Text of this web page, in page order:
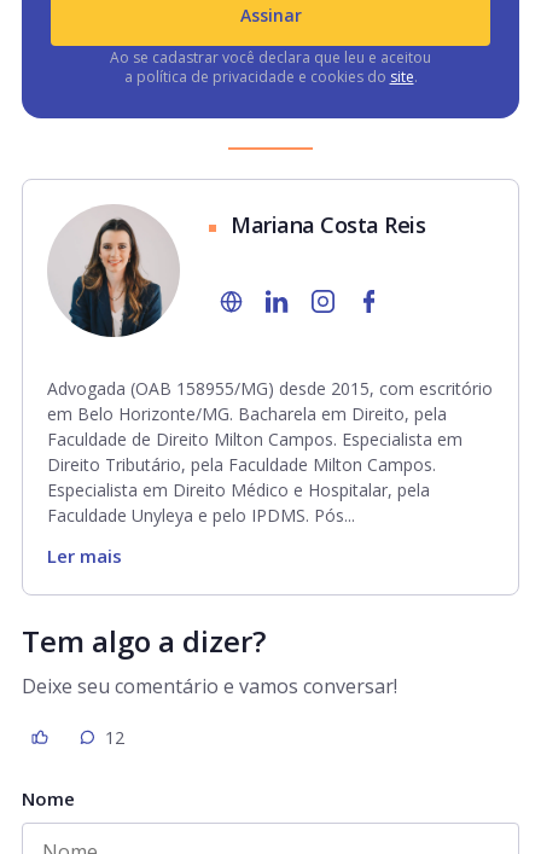
Assinar
Ao se cadastrar você declara que leu e aceitou
a política de privacidade e cookies do site.
Mariana Costa Reis
Advogada (OAB 158955/MG) desde 2015, com escritório
em Belo Horizonte/MG. Bacharela em Direito, pela
Faculdade de Direito Milton Campos. Especialista em
Direito Tributário, pela Faculdade Milton Campos.
Especialista em Direito Médico e Hospitalar, pela
Faculdade Unyleya e pelo IPDMS. Pós...
Ler mais
Tem algo a dizer?
Deixe seu comentário e vamos conversar!
12
Nome